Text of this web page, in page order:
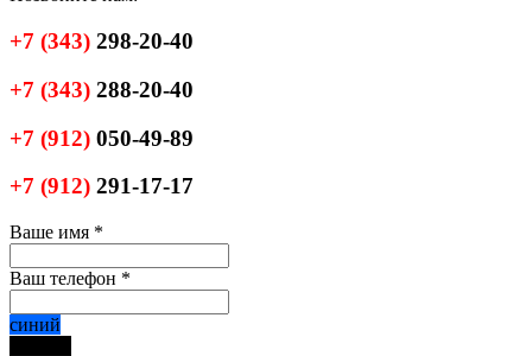
+7 (343) 298-20-40
+7 (343) 288-20-40
+7 (912) 050-49-89
+7 (912) 291-17-17
Ваше имя *
Ваш телефон *
синий